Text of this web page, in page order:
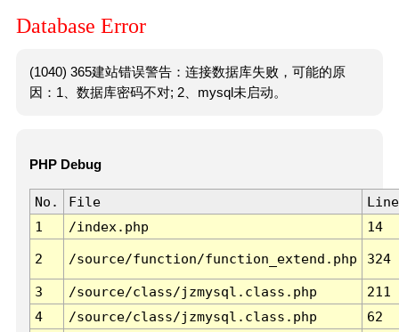
Database Error
(1040) 365建站错误警告：连接数据库失败，可能的原
因：1、数据库密码不对; 2、mysql未启动。
PHP Debug
No. File
Line
1
/index.php 14
2 /source/function/function_extend.php 324
3 /source/class/jzmysql.class.php
211
4
/source/class/jzmysql.class.php
62